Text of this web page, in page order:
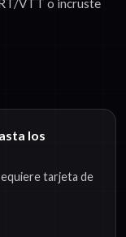
VTT o incruste
los
tarjeta de